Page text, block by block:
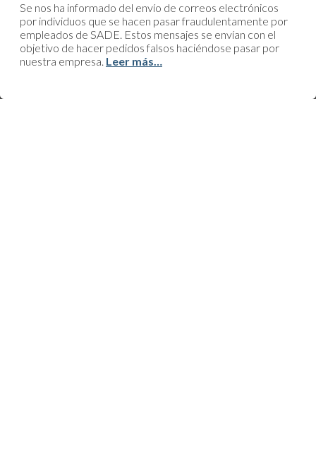
Se nos ha informado del envío de correos electrónicos
por individuos que se hacen pasar fraudulentamente por
empleados de SADE. Estos mensajes se envían con el
objetivo de hacer pedidos falsos haciéndose pasar por
nuestra empresa. Leer más…